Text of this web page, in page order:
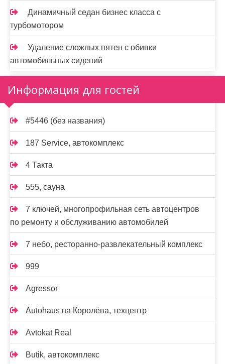
Динамичный седан бизнес класса с
турбомотором
Удаление сложных пятен с обивки
автомобильных сидений
Информация для гостей
#5446 (без названия)
187 Service, автокомплекс
4 Такта
555, сауна
7 ключей, многопрофильная сеть автоцентров
по ремонту и обслуживанию автомобилей
7 небо, ресторанно-развлекательный комплекс
999
Agressor
Autohaus на Королёва, техцентр
Avtokat Real
Butik, автокомплекс